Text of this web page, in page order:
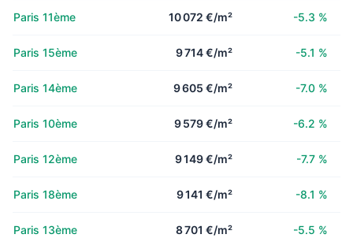
Paris 11ème 10 072 €/m² -5.3 %
Paris 15ème 9 714 €/m² -5.1 %
Paris 14ème 9 605 €/m² -7.0 %
Paris 10ème 9 579 €/m² -6.2 %
Paris 12ème 9 149 €/m² -7.7 %
Paris 18ème 9 141 €/m² -8.1 %
Paris 13ème 8 701 €/m² -5.5 %